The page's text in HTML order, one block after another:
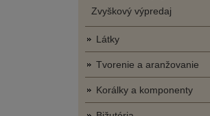
Zvyškový výpredaj
Látky
Tvorenie a aranžovanie
Korálky a komponenty